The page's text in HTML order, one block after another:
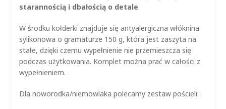
starannością i dbałością o detale.
W środku kołderki znajduje się antyalergiczna włóknina
sylikonowa o gramaturze 150 g, która jest zaszyta na
stałe, dzięki czemu wypełnienie nie przemieszcza się
podczas użytkowania. Komplet można prać w całości z
wypełnieniem.
Dla noworodka/niemowlaka polecamy zestaw pościeli: